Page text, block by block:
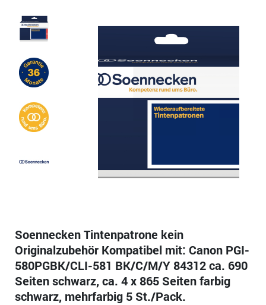
Soennecken Tintenpatrone kein
Originalzubehör Kompatibel mit: Canon PGI-
580PGBK/CLI-581 BK/C/M/Y 84312 ca. 690
Seiten schwarz, ca. 4 x 865 Seiten farbig
schwarz, mehrfarbig 5 St./Pack.